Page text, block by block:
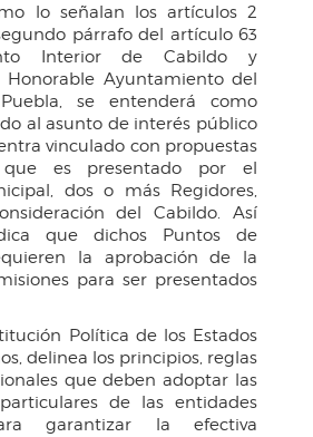
lo señalan los artículos 2
párrafo del artículo 63
Interior de Cabildo y
Honorable Ayuntamiento del
se entenderá como
al asunto de interés público
vinculado con propuestas
es presentado por el
dos o más Regidores,
del Cabildo. Así
que dichos Puntos de
la aprobación de la
para ser presentados
Política de los Estados
delinea los principios, reglas
que deben adoptar las
de las entidades
garantizar la efectiva